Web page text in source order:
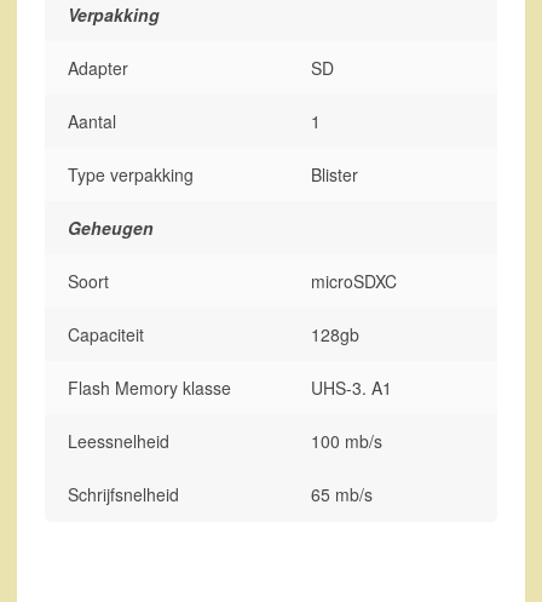
Verpakking
Adapter SD
Aantal 1
Type verpakking Blister
Geheugen
Soort microSDXC
Capaciteit 128gb
Flash Memory klasse UHS-3. A1
Leessnelheid
Schrijfsnelheid
100 mb/s
65 mb/s